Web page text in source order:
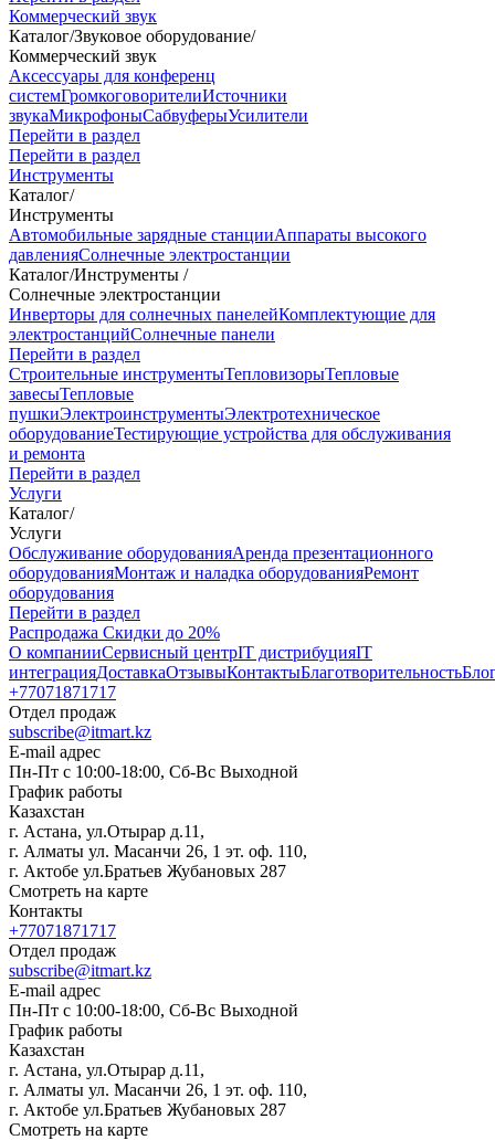
Коммерческий звук
Каталог/Звуковое оборудование/
Коммерческий звук
Аксессуары для конференц
системГромкоговорителиИсточники
звукаМикрофоныСабвуферыУсилители
Перейти в раздел
Перейти в раздел
Инструменты
Каталог/
Инструменты
Автомобильные зарядные станцииАппараты высокого
давленияСолнечные электростанции
Каталог/Инструменты /
Солнечные электростанции
Инверторы для солнечных панелейКомплектующие для
электростанцийСолнечные панели
Перейти в раздел
Строительные инструментыТепловизорыТепловые
завесыТепловые
пушкиЭлектроинструментыЭлектротехническое
оборудованиеТестирующие устройства для обслуживания
и ремонта
Перейти в раздел
Услуги
Каталог/
Услуги
Oбслуживание оборудованияАренда презентационного
оборудованияМонтаж и наладка оборудованияРемонт
оборудования
Перейти в раздел
Распродажа Скидки до 20%
О компанииСервисный центрIT дистрибуцияIT
интеграцияДоставкаОтзывыКонтактыБлаготворительность
+77071871717
Отдел продаж
subscribe@itmart.kz
E-mail адрес
Пн-Пт с 10:00-18:00, Сб-Вс Выходной
График работы
Казахстан
г. Астана, ул.Отырар д.11,
г. Алматы ул. Масанчи 26, 1 эт. оф. 110,
г. Актобе ул.Братьев Жубановых 287
Смотреть на карте
Контакты
+77071871717
Отдел продаж
subscribe@itmart.kz
E-mail адрес
Пн-Пт с 10:00-18:00, Сб-Вс Выходной
График работы
Казахстан
г. Астана, ул.Отырар д.11,
г. Алматы ул. Масанчи 26, 1 эт. оф. 110,
г. Актобе ул.Братьев Жубановых 287
Смотреть на карте